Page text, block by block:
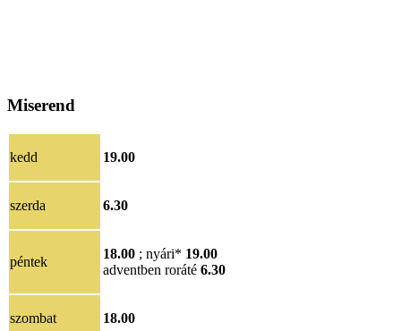
Miserend
kedd 19.00
szerda 6.30
péntek
18.00 ; nyári* 19.00
adventben roráté 6.30
szombat 18.00